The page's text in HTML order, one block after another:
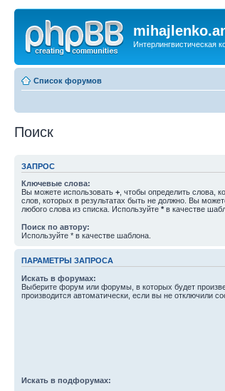
Интерлингвистическая
Список форумов
Поиск
ЗАПРОС
Ключевые слова:
Вы можете использовать + , чтобы определить слова,
слов, которых в результатах быть не должно. Вы
любого слова из списка. Используйте * в качестве
Поиск по автору:
Используйте * в качестве шаблона.
ПАРАМЕТРЫ ЗАПРОСА
Искать в форумах:
Выберите форум или форумы, в которых будет
производится автоматически, если вы не отключили
Искать в подфорумах: